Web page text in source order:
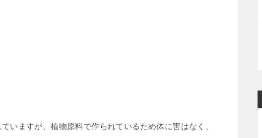
ていますが、植物原料で作られているため体に害はなく、